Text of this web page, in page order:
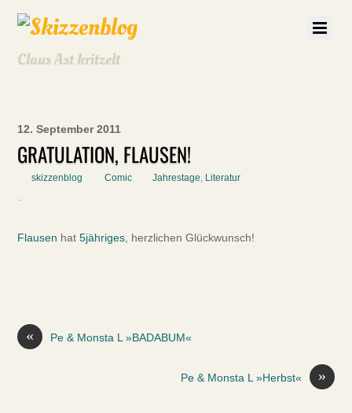
Claus Ast kritzelt
12. September 2011
GRATULATION, FLAUSEN!
skizzenblog Comic Jahrestage, Literatur
Flausen hat5jähriges , herzlichen Glückwunsch!
« Pe & Monsta L »BADABUM«
»
Pe & Monsta L »Herbst«